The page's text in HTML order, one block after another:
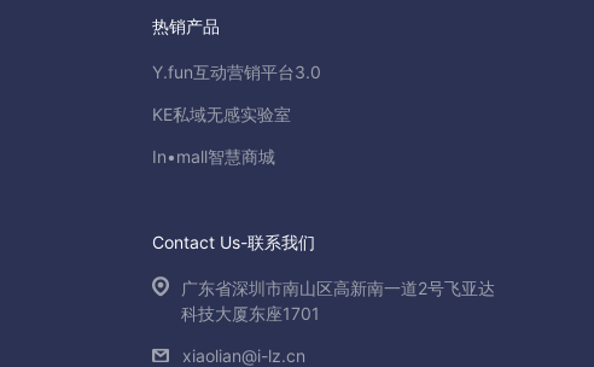
热销产品
Y.fun互动营销平台3.0
KE私域无感实验室
In•mall智慧商城
Contact Us-联系我们
广东省深圳市南山区高新南一道2号飞亚达
科技大厦东座1701
xiaolian@i-lz.cn